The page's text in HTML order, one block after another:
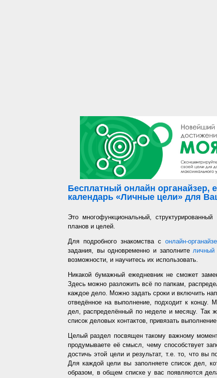
Бесплатный онлайн органайзер,
календарь «Личные цели» для
Это многофункциональный,
планов и целей.
Для подробного знакомства с онлайн-
задания, вы одновременно и заполнителичный
возможности, и научитесь их использовать.
Никакой бумажный ежедневник не сможет
Здесь можно разложить всё по папкам,
каждое дело. Можно задать сроки и включить
отведённое на выполнение, подходит к концу.
дел, распределённый по неделе и месяцу. Так
список деловых контактов, привязать
Целый раздел посвящен такому важному
продумываете её смысл, чему способствует
достичь этой цели и результат, т.е. то, что вы
Для каждой цели вы заполняете список дел,
образом, в общем списке у вас появляются